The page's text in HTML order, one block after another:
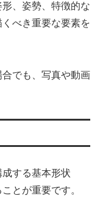
、姿勢、特徴的な
べき重要な要素を
でも、写真や動画
する基本形状
とが重要です。